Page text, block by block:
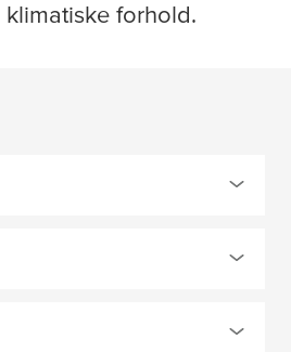
forhold.